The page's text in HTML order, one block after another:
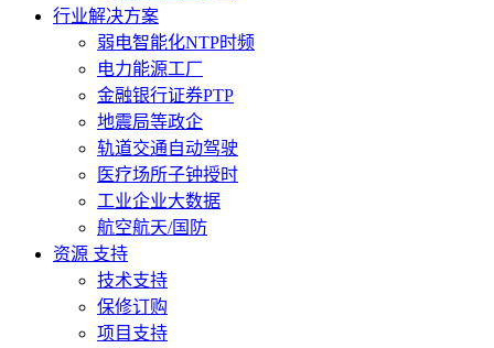
行业解决方案
弱电智能化NTP时频
电力能源工厂
金融银行证券PTP
地震局等政企
轨道交通自动驾驶
医疗场所子钟授时
工业企业大数据
航空航天/国防
资源 支持
技术支持
保修订购
项目支持